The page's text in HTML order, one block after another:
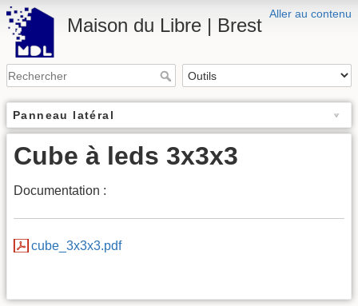
Aller au contenu
Maison du Libre | Brest
Panneau latéral
Cube à leds 3x3x3
Documentation :
cube_3x3x3.pdf